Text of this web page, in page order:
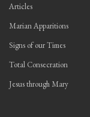
Articles
Marian Apparitions
Signs of our Times
Total Consecration
Jesus through Mary